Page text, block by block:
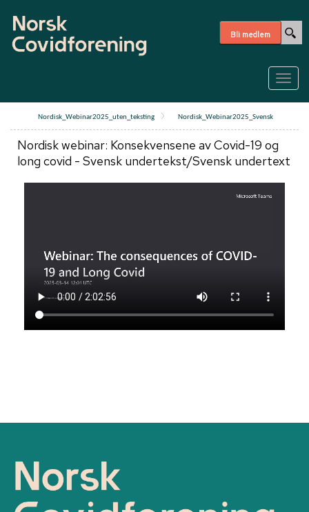
Bli medlem
Nordisk_Webinar2025_uten_teksting Nordisk_Webinar2025_Svensk
Nordisk webinar: Konsekvensene av Covid-19 og
long covid - Svensk undertekst/Svensk undertext